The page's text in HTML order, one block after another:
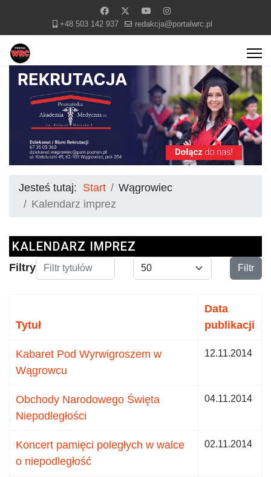
+48 503 142 937 redakcja@portalwrc.pl
Jesteś tutaj: Start
Wągrowiec
Kalendarz imprez
KALENDARZ IMPREZ
FiltryFiltr tytułów Pokaż # Filtr
Tytuł
Data
publikacji
Kabaret Pod Wyrwigroszem w
Wągrowcu
12.11.2014
Obchody Narodowego Święta
Niepodległości
04.11.2014
Koncert pamięci poległych w walce
o niepodległość
02.11.2014